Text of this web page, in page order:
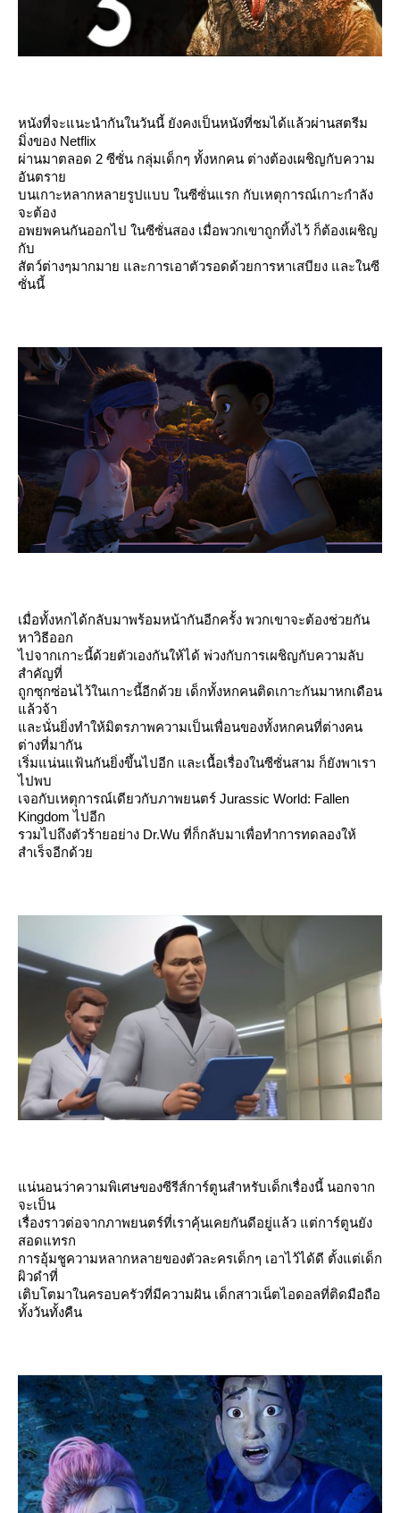
หนังที่จะแนะนำกันในวันนี้ ยังคงเป็นหนังที่ชมได้แล้วผ่านสตรีม
มิ่งของ Netflix
ผ่านมาตลอด 2 ซีซั่น กลุ่มเด็กๆ ทั้งหกคน ต่างต้องเผชิญกับความ
อันตรา
บนเกาะหลากหลายรูปแบบ ในซีซั่นแรก กับเหตุการณ์เกาะกำลัง
จะต้อง
อพยพคนกันออกไป ในซีซั่นสอง เมื่อพวกเขาถูกทิ้งไว้ ก็ต้องเผชิญ
กับ
สัตว์ต่างๆมากมาย และการเอาตัวรอดด้วยการหาเสบียง และในซี
ซั่นนี้
เมื่อทั้งหกได้กลับมาพร้อมหน้ากันอีกครั้ง พวกเขาจะต้องช่วยกัน
หาวิธีออก
ไปจากเกาะนี้ด้วยตัวเองกันให้ได้ พ่วงกับการเผชิญกับความลับ
สำคัญที่
ถูกซุกซ่อนไว้ในเกาะนี้อีกด้วย เด็กทั้งหกคนติดเกาะกันมาหกเดือน
ล้วจ้า
ละนั่นยิ่งทำให้มิตรภาพความเป็นเพื่อนของทั้งหกคนที่ต่างคน
ต่างที่มากัน
เริ่มแน่นแฟ้นกันยิ่งขึ้นไปอีก และเนื้อเรื่องในซีซั่นสาม ก็ยังพาเรา
ไปพบ
เจอกับเหตุการณ์เดียวกับภาพยนตร์ Jurassic World: Fallen
Kingdom ไปอีก
รวมไปถึงตัวร้ายอย่าง Dr.Wu ที่ก็กลับมาเพื่อทำการทดลองให้
สำเร็จอีกด้ว
น่นอนว่าความพิเศษของซีรีส์การ์ตูนสำหรับเด็กเรื่องนี้ นอกจาก
จะเป็น
เรื่องราวต่อจากภาพยนตร์ที่เราคุ้นเคยกันดีอยู่แล้ว แต่การ์ตูนยัง
สอดแทรก
การอุ้มชูความหลากหลายของตัวละครเด็กๆ เอาไว้ได้ดี ตั้งแต่เด็ก
ผิวดำที่
เติบโตมาในครอบครัวที่มีความฝัน เด็กสาวเน็ตไอดอลที่ติดมือถือ
ทั้งวันทั้งคืน